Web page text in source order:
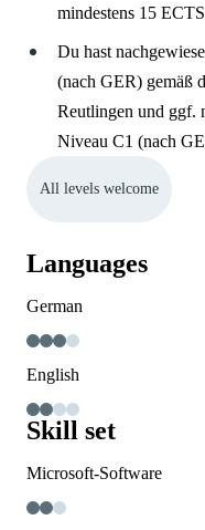
mindestens 15 ECTS
Du hast
(nach GER) gemäß
Reutlingen und ggf.
Niveau C1 (nach
All levels welcome
Languages
German
English
Skill set
Microsoft-Software